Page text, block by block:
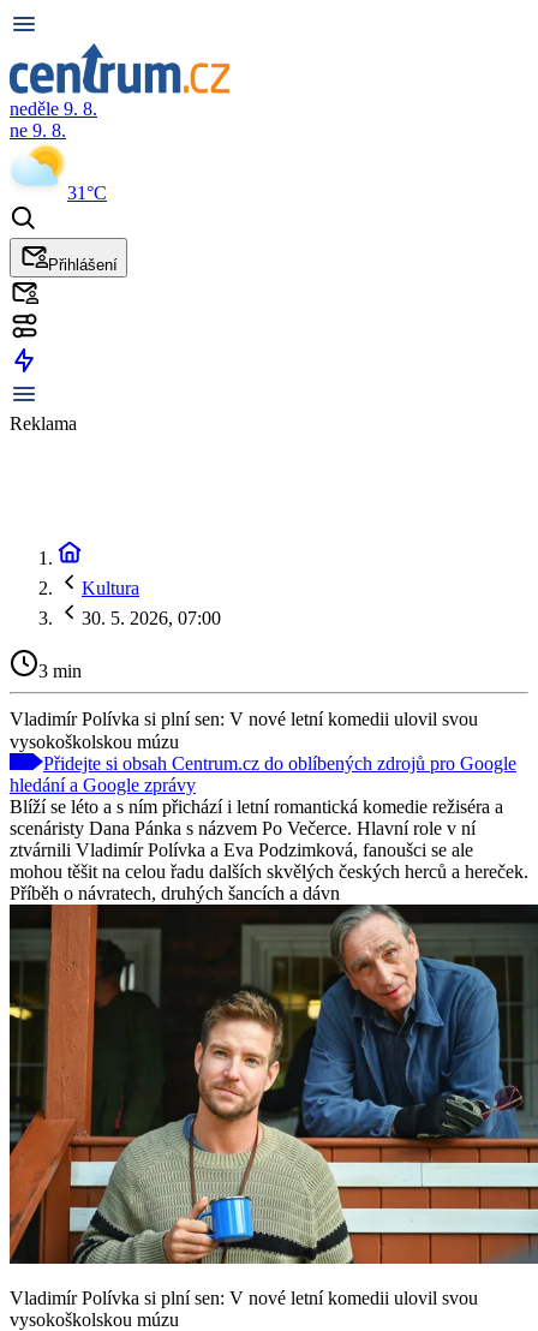
neděle 9. 8.
ne 9. 8.
31°C
Přihlášení
Reklama
Kultura
30. 5. 2026, 07:00
3 min
Vladimír Polívka si plní sen: V nové letní komedii ulovil svou
vysokoškolskou múzu
Přidejte si obsah Centrum.cz do oblíbených zdrojů pro Google
hledání a Google zprávy
Blíží se léto a s ním přichází i letní romantická komedie režiséra a
scenáristy Dana Pánka s názvem Po Večerce. Hlavní role v ní
ztvárnili Vladimír Polívka a Eva Podzimková, fanoušci se ale
mohou těšit na celou řadu dalších skvělých českých herců a hereček.
Příběh o návratech, druhých šancích a dávn
Vladimír Polívka si plní sen: V nové letní komedii ulovil svou
vysokoškolskou múzu